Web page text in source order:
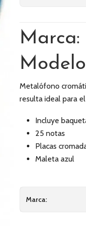
Marca:
Metalófono
resulta ideal para
Incluye
25 notas
Placas
Maleta azul
Marca: